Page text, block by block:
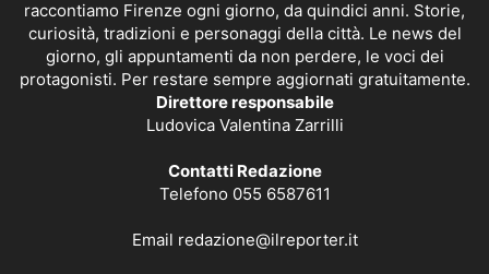
raccontiamo Firenze ogni giorno, da quindici anni. Storie,
curiosità, tradizioni e personaggi della città. Le news del
giorno, gli appuntamenti da non perdere, le voci dei
protagonisti. Per restare sempre aggiornati gratuitamente.
Direttore responsabile
Ludovica Valentina Zarrilli
Contatti Redazione
Telefono 055 6587611
Email redazione@ilreporter.it